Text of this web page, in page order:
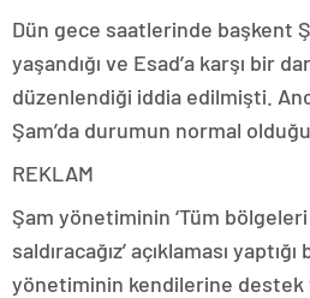
Dün gece saatlerinde başkent
yaşandığı ve Esad’a karşı bir
düzenlendiği iddia edilmişti.
Şam’da durumun normal
REKLAM
Şam yönetiminin ‘Tüm
saldıracağız’ açıklaması
yönetiminin kendilerine